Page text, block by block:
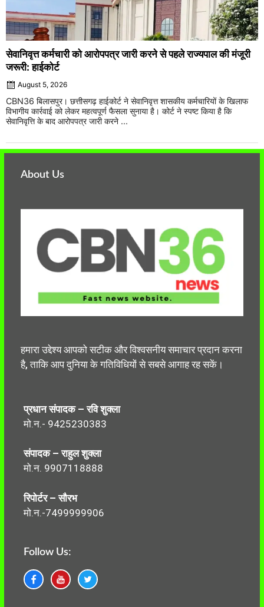
सेवानिवृत्त कर्मचारी को आरोपपत्र जारी करने से पहले राज्यपाल की मंजूरी
जरूरी: हाईकोर्ट
August 5, 2026
CBN36 बिलासपुर। छत्तीसगढ़ हाईकोर्ट ने सेवानिवृत्त शासकीय कर्मचारियों के खिलाफ
विभागीय कार्रवाई को लेकर महत्वपूर्ण फैसला सुनाया है। कोर्ट ने स्पष्ट किया है कि
सेवानिवृत्ति के बाद आरोपपत्र जारी करने ...
About Us
हमारा उद्देश्य आपको सटीक और विश्वसनीय समाचार प्रदान करना
है, ताकि आप दुनिया के गतिविधियों से सबसे आगाह रह सकें।
प्रधान संपादक – रवि शुक्ला
मो.न.- 9425230383
संपादक – राहुल शुक्ला
मो.न. 9907118888
रिपोर्टर – सौरभ
मो.न.-7499999906
Follow Us: